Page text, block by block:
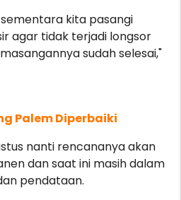
kita pasangi
agar tidak terjadi longsor
sudah selesai,"
Palem Diperbaiki
nanti rencananya akan
dan saat ini masih dalam
pendataan.